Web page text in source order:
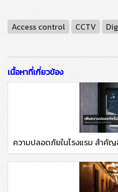
Access control CCTV
เนื้อหาที่เกี่ยวข้อง
ความปลอดภัยในโรงแรม สำคัญ